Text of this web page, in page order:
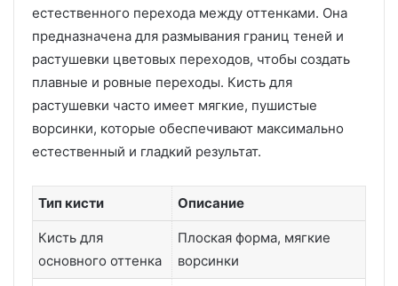
естественного перехода между оттенками. Она
предназначена для размывания границ теней и
растушевки цветовых переходов, чтобы создать
плавные и ровные переходы. Кисть для
растушевки часто имеет мягкие, пушистые
ворсинки, которые обеспечивают максимально
естественный и гладкий результат.
Тип кисти Описание
Кисть для
основного оттенка
Плоская форма, мягкие
ворсинки